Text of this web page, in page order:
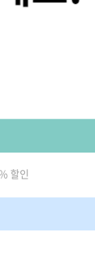
할인